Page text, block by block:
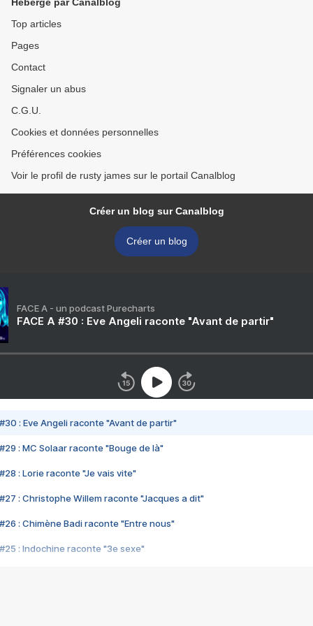
Top articles
Pages
Contact
Signaler un abus
C.G.U.
Cookies et données personnelles
Préférences cookies
Voir le profil de rusty james sur le portail Canalblog
Créer un blog sur Canalblog
Créer un blog
FACE A - un podcast Purecharts
FACE A #30 : Eve Angeli raconte "Avant de partir"
#30 : Eve Angeli raconte "Avant de partir"
#29 : MC Solaar raconte "Bouge de là"
#28 : Lorie raconte "Je vais vite"
#27 : Christophe Willem raconte "Jacques a dit"
#26 : Chimène Badi raconte "Entre nous"
#25 : Indochine raconte "3e sexe"